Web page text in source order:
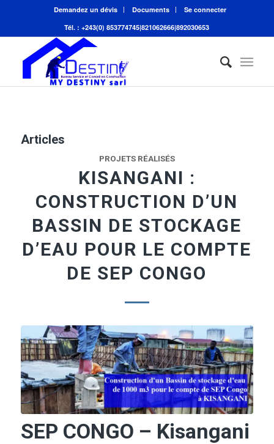
Demandez un dévis Documents
Se connecter
Tél. : +243(0) 853774745|821062666|892030653
Articles
PROJETS RÉALISÉS
KISANGANI :
CONSTRUCTION D’UN
BASSIN DE STOCKAGE
D’EAU POUR LE COMPTE
DE SEP CONGO
SEP CONGO – Kisangani